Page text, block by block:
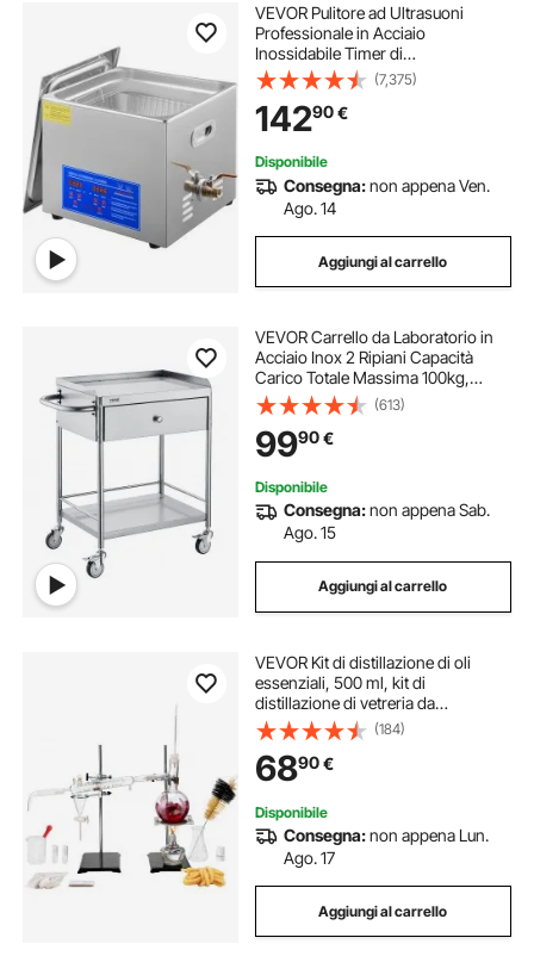
VEVOR Pulitore ad Ultrasuoni
Professionale in Acciaio
Inossidabile Timer di
Riscaldamento Digitale Pulizia di
Gioielli per Uso Domestico
Personale Commerciale 15L
(7,375)
14290€
Disponibile
Consegna:non appena Ven.
Ago. 14
Aggiungi al carrello
VEVOR Carrello da Laboratorio in
Acciaio Inox 2 Ripiani Capacità
Carico Totale Massima 100kg,
Carrello Sanitario in Acciaio Inox
201 710 x 421 x 785 mm, Carrello
per Medicazione da Laboratorio 2
Piani
(613)
9990€
Disponibile
Consegna:non appena Sab.
Ago. 15
Aggiungi al carrello
VEVOR Kit di distillazione di oli
essenziali, 500 ml, kit di
distillazione di vetreria da
laboratorio 3.3 Boro con lampada
ad alcool, rete in ceramica e 24, 40
giunti, set da 28 pezzi
(184)
6890€
Disponibile
Consegna:non appena Lun.
Ago. 17
Aggiungi al carrello